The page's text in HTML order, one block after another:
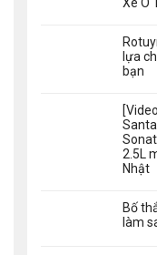
lựa
bạn
2.5L
Nhật
Bố
làm